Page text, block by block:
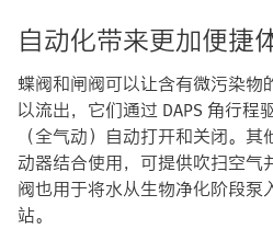
自动化带来更加便捷
蝶阀和闸阀可以让含有微污染物
以流出，它们通过 DAPS 角行程
（全气动）自动打开和关闭。
动器结合使用，可提供吹扫空气
阀也用于将水从生物净化阶段泵
站。